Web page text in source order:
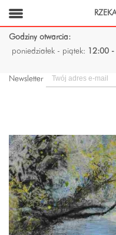
Godziny otwarcia:
poniedziałek - piątek:
12:00
Newsletter